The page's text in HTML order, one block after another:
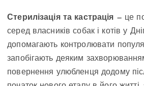
Стерилізація та кастрація — це
серед власників собак і котів у
допомагають контролювати
запобігають деяким
повернення улюбленця додому